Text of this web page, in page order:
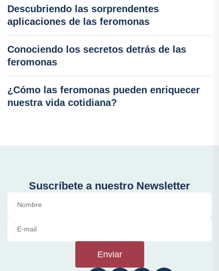
Descubriendo las sorprendentes
aplicaciones de las feromonas
Conociendo los secretos detrás de las
feromonas
¿Cómo las feromonas pueden enriquecer
nuestra vida cotidiana?
Suscríbete a nuestro Newsletter
Enviar